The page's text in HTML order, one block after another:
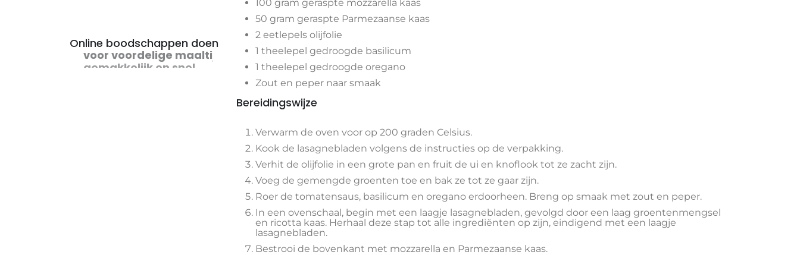
100 gram geraspte mozzarella kaas
50 gram geraspte Parmezaanse kaas
2 eetlepels olijfolie
1 theelepel gedroogde basilicum
1 theelepel gedroogde oregano
Zout en peper naar smaak
Bereidingswijze
Verwarm de oven voor op 200 graden Celsius.
Kook de lasagnebladen volgens de instructies op de verpakking.
Verhit de olijfolie in een grote pan en fruit de ui en knoflook tot ze zacht zijn.
Voeg de gemengde groenten toe en bak ze tot ze gaar zijn.
Roer de tomatensaus, basilicum en oregano erdoorheen. Breng op smaak met zout en peper.
In een ovenschaal, begin met een laagje lasagnebladen, gevolgd door een laag groentenmengsel
en ricotta kaas. Herhaal deze stap tot alle ingrediënten op zijn, eindigend met een laagje
lasagnebladen.
Bestrooi de bovenkant met mozzarella en Parmezaanse kaas.
Online boodschappen doen
voor voordelige maaltijden